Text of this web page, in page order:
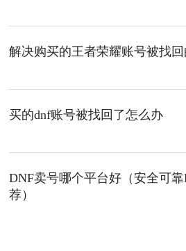
解决购买的王者荣耀账号被找
买的dnf账号被找回了怎么办
DNF卖号哪个平台好（安全可
荐）